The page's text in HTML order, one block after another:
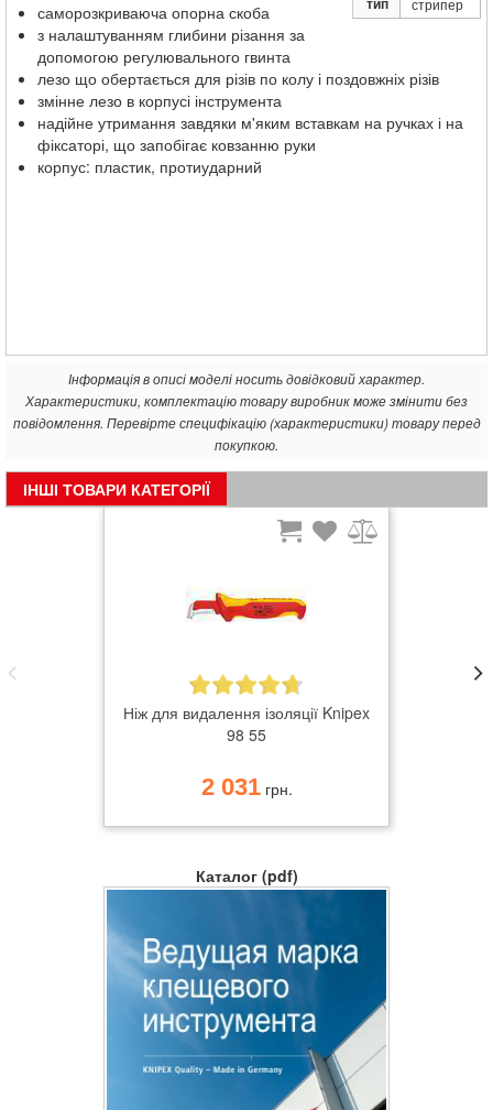
стрипер
саморозкриваюча опорна скоба
з налаштуванням глибини різання за
допомогою регулювального гвинта
лезо що обертається для різів по колу і поздовжніх різів
змінне лезо в корпусі інструмента
надійне утримання завдяки м'яким вставкам на ручках і на
фіксаторі, що запобігає ковзанню руки
корпус: пластик, протиударний
Інформація в описі моделі носить довідковий характер.
Характеристики, комплектацію товару виробник може змінити без
повідомлення. Перевірте специфікацію (характеристики) товару перед
покупкою.
ІНШІ ТОВАРИ КАТЕГОРІЇ
Ніж для видалення ізоляції Knipex
98 55
2 031грн.
Каталог (pdf)